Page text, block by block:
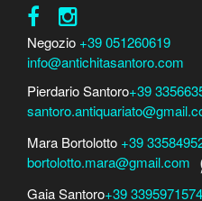
Negozio +39 051260619
info@antichitasantoro.com
Pierdario Santoro+39
Mara Bortolotto +39
bortolotto.mara@gmail.com
Gaia Santoro+39 3395971574